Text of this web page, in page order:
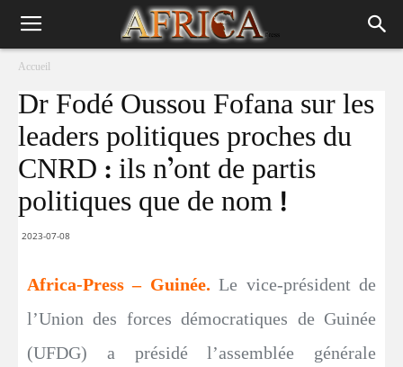
Accueil
Dr Fodé Oussou Fofana sur les
leaders politiques proches du
CNRD : ils n’ont de partis
politiques que de nom !
2023-07-08
Africa-Press – Guinée.Le vice-président de
l’Union des forces démocratiques de Guinée
(UFDG) a présidé l’assemblée générale